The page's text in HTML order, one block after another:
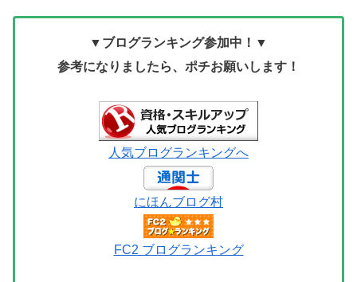
▼ブログランキング参加中！▼
参考になりましたら、ポチお願いします！
人気ブログランキングへ
にほんブログ村
FC2 ブログランキング